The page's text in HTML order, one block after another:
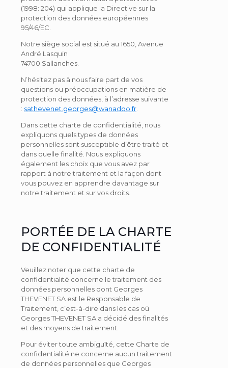
(1998: 204) qui applique la Directive sur la
protection des données européennes
95/46/EC.
Notre siège social est situé au 1650, Avenue
André Lasquin
74700 Sallanches.
N’hésitez pas à nous faire part de vos
questions ou préoccupations en matière de
protection des données, à l’adresse suivante
: sathevenet.georges@wanadoo.fr
Dans cette charte de confidentialité, nous
expliquons quels types de données
personnelles sont susceptible d’être traité et
dans quelle finalité. Nous expliquons
également les choix que vous avez par
rapport à notre traitement et la façon dont
vous pouvez en apprendre davantage sur
notre traitement et sur vos droits.
PORTÉE DE LA CHARTE
DE CONFIDENTIALITÉ
Veuillez noter que cette charte de
confidentialité concerne le traitement des
données personnelles dont Georges
THEVENET SA est le Responsable de
Traitement, c’est-à-dire dans les cas où
Georges THEVENET SA a décidé des finalités
et des moyens de traitement.
Pour éviter toute ambiguïté, cette Charte de
confidentialité ne concerne aucun traitement
de données personnelles que Georges